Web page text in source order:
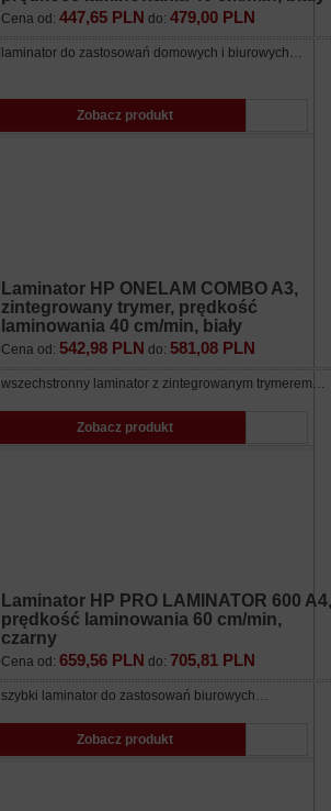
Cena od: 447,65 PLN do: 479,00 PLN
laminator do zastosowań domowych i biurowych…
Zobacz produkt
Laminator HP ONELAM COMBO A3,
zintegrowany trymer, prędkość
laminowania 40 cm/min, biały
Cena od: 542,98 PLN do: 581,08 PLN
wszechstronny laminator z zintegrowanym trymerem…
Zobacz produkt
Laminator HP PRO LAMINATOR 600 A4,
prędkość laminowania 60 cm/min,
czarny
Cena od: 659,56 PLN do: 705,81 PLN
szybki laminator do zastosowań biurowych…
Zobacz produkt